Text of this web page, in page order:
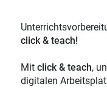
click & teach!
Mit click & teach,
digitalen